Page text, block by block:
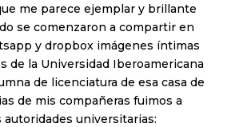
me parece ejemplar y brillante
se comenzaron a compartir en
y dropbox imágenes íntimas
de la Universidad Iberoamericana
de licenciatura de esa casa de
de mis compañeras fuimos a
autoridades universitarias: